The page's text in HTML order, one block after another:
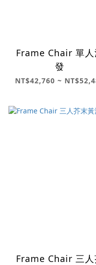
Frame Chair 單人
發
NT$42,760 ~
Frame Chair 三人